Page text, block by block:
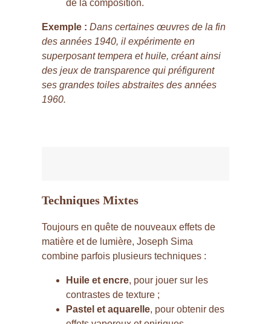
de la composition.
Exemple : Dans certaines œuvres de la fin
des années 1940, il expérimente en
superposant tempera et huile, créant ainsi
des jeux de transparence qui préfigurent
ses grandes toiles abstraites des années
1960.
Techniques Mixtes
Toujours en quête de nouveaux effets de
matière et de lumière, Joseph Sima
combine parfois plusieurs techniques :
Huile et encre, pour jouer sur les
contrastes de texture ;
Pastel et aquarelle, pour obtenir des